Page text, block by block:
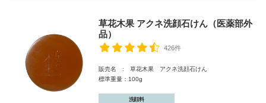
草花木果 アクネ洗顔石けん（医薬部外
品）
426件
販売名 : 草花木果 アクネ洗顔石けん
標準重量：100g
洗顔料